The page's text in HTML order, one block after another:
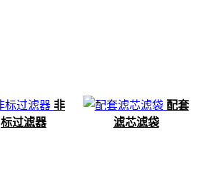
非
标过滤器
配套
滤芯滤袋